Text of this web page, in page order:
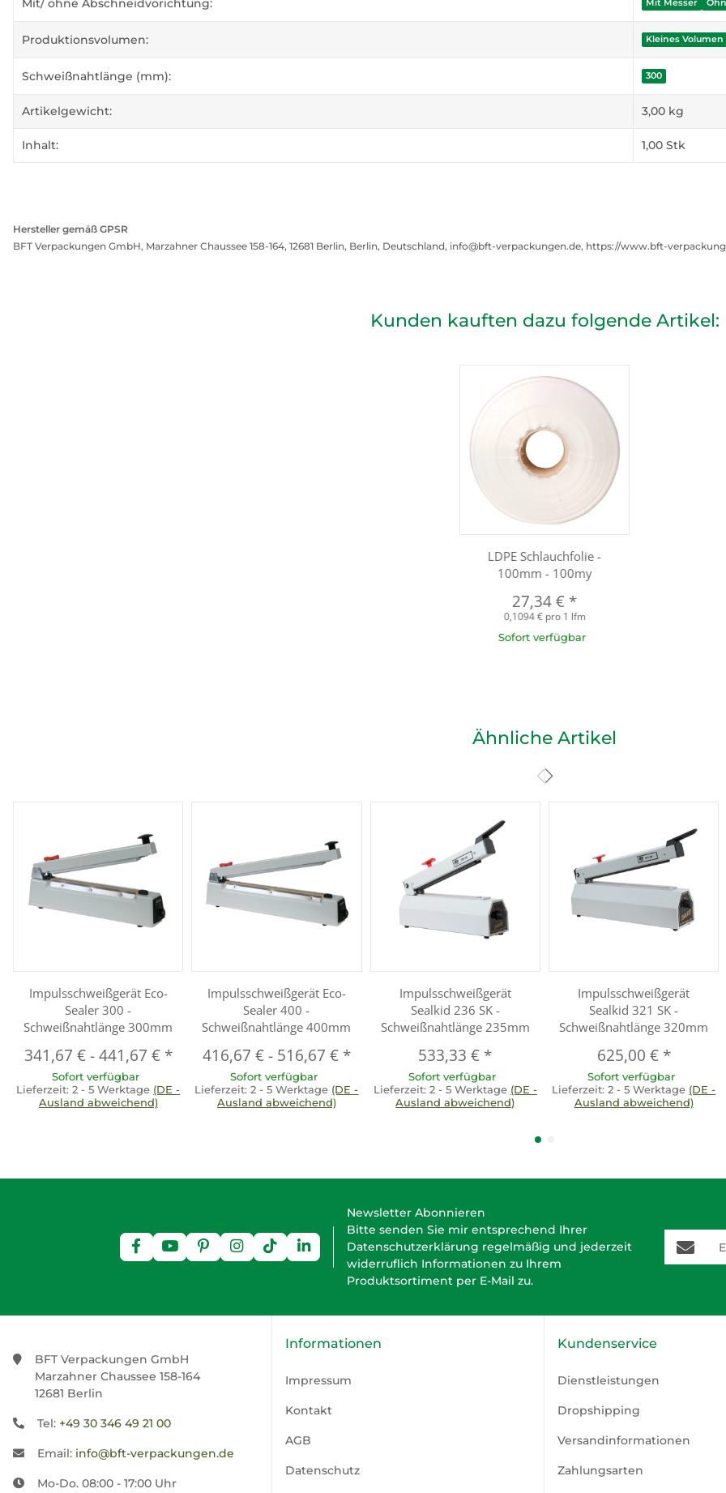
Mit/ ohne Abschneidvorichtung: Mit Messer
Produktionsvolumen: Kleines Volumen
Schweißnahtlänge (mm): 300
Artikelgewicht: 3,00 kg
Inhalt: 1,00 Stk
Hersteller gemäß GPSR
BFT Verpackungen GmbH, Marzahner Chaussee 158-164, 12681 Berlin, Berlin, Deutschland, info@bft-verpackungen.de, https://www.bft-
Kunden kauften dazu folgende Artikel:
LDPE Schlauchfolie -
100mm - 100my
27,34 €*
0,1094 € pro 1 lfm
Sofort verfügbar
Ähnliche Artikel
Impulsschweißgerät Eco-
Sealer 300 -
Schweißnahtlänge 300mm
341,67 €-441,67 € *
Sofort verfügbar
Lieferzeit:2 - 5 Werktage (DE -
Ausland abweichend)
Impulsschweißgerät Eco-
Sealer 400 -
Schweißnahtlänge 400mm
416,67 €- 516,67 € *
Sofort verfügbar
Lieferzeit:2 - 5 Werktage (DE -
Ausland abweichend)
Impulsschweißgerät
Sealkid 236 SK -
Schweißnahtlänge 235mm
533,33 € *
Sofort verfügbar
Lieferzeit: 2 - 5 Werktage (DE -
Ausland abweichend)
Impulsschweißgerät
Sealkid 321 SK -
Schweißnahtlänge 320mm
625,00 € *
Sofort verfügbar
Lieferzeit:2 - 5 Werktage (DE -
Ausland abweichend)
Newsletter Abonnieren
Bitte senden Sie mir entsprechend Ihrer
Datenschutzerklärung regelmäßig und jederzeit
widerruflich Informationen zu Ihrem
Produktsortiment per E-Mail zu.
E-Mail-
BFT Verpackungen GmbH
Marzahner Chaussee 158-164
12681 Berlin
Tel: +49 30 346 49 21 00
Email: info@bft-verpackungen.de
Mo-Do. 08:00 - 17:00 Uhr
Informationen
Impressum
Kontakt
AGB
Datenschutz
Kundenservice
Dienstleistungen
Dropshipping
Versandinformationen
Zahlungsarten